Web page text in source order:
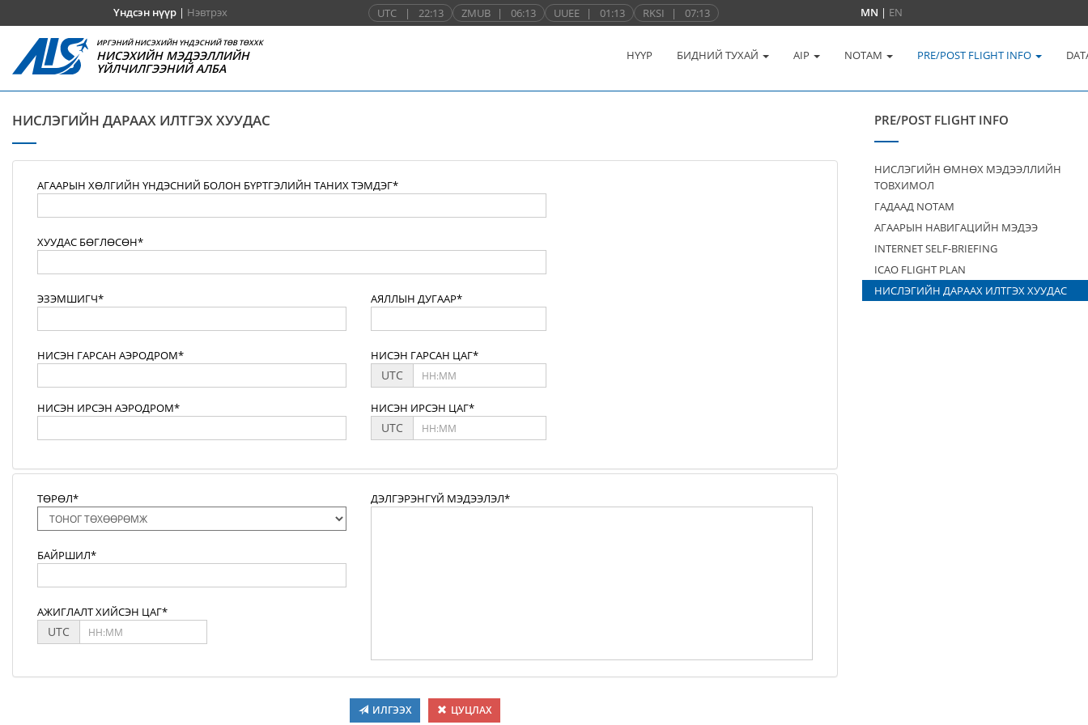
Үндсэн нүүр| Нэвтрэх UTC | 22:13 ZMUB | 06:13 UUEE | 01:13 RKSI | 07:13 MN | EN
ИРГЭНИЙ НИСЭХИЙН ҮНДЭСНИЙ ТӨВ ТӨХХК
НИСЭХИЙН МЭДЭЭЛЛИЙН
ҮЙЛЧИЛГЭЭНИЙ АЛБА
НҮҮР БИДНИЙ ТУХАЙ AIP NOTAM PRE/POST FLIGHT INFO
НИСЛЭГИЙН ДАРААХ ИЛТГЭХ ХУУДАС
АГААРЫН ХӨЛГИЙН ҮНДЭСНИЙ БОЛОН БҮРТГЭЛИЙН ТАНИХ ТЭМДЭГ*
ХУУДАС БӨГЛӨСӨН*
ЭЗЭМШИГЧ* АЯЛЛЫН ДУГААР*
НИСЭН ГАРСАН АЭРОДРОМ* НИСЭН ГАРСАН ЦАГ*
UTC
НИСЭН ИРСЭН АЭРОДРОМ* НИСЭН ИРСЭН ЦАГ*
UTC
ТӨРӨЛ*
БАЙРШИЛ*
АЖИГЛАЛТ ХИЙСЭН ЦАГ*
UTC
ДЭЛГЭРЭНГҮЙ МЭДЭЭЛЭЛ*
ИЛГЭЭХ ЦУЦЛАХ
PRE/POST FLIGHT INFO
НИСЛЭГИЙН ӨМНӨХ МЭДЭЭЛЛИЙН
ТОВХИМОЛ
ГАДААД NOTAM
АГААРЫН НАВИГАЦИЙН МЭДЭЭ
INTERNET SELF-BRIEFING
ICAO FLIGHT PLAN
НИСЛЭГИЙН ДАРААХ ИЛТГЭХ ХУУДАС